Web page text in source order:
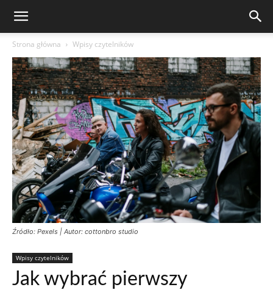
Strona główna Wpisy czytelników
Źródło: Pexels | Autor: cottonbro studio
Wpisy czytelników
Jak wybrać pierwszy